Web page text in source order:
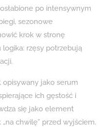
po intensywnym
sezonowe
krok w stronę
logika: rzęsy potrzebują
jako serum
ich gęstość i
się jako element
chwilę” przed wyjściem.